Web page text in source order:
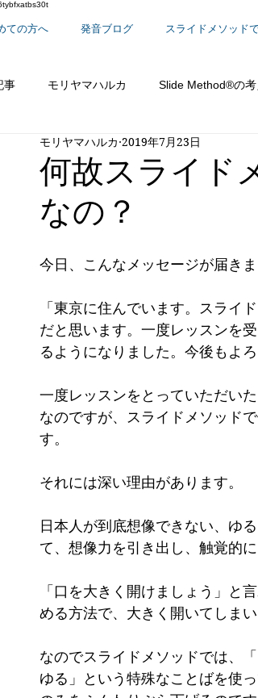
ての方へ 発音ブログ スライドメソッド
事 モリヤマハルカ Slide Method®の
ーパー単語シリーズ 英語で働く
何故スライド
なの？
モリヤマハルカ 2019年7月23日
今日、こんなメッセージが届きま
「東京に住んでいます。スライ
だと思います。一度レッスンを
るようになりました。今後もよ
一度レッスンをとっていただい
なのですが、スライドメソッド
す。
それには深い理由があります。
日本人が到底想像できない、ゆ
て、想像力を引き出し、触覚的
「口を大きく開けましょう」と
める方法で、大きく開いてしまい
なのでスライドメソッドでは、
ゆる」という特殊なことばを使